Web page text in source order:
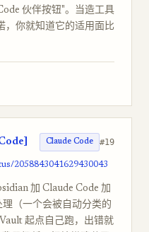
伙伴按钮"。当造工具
，你就知道它的适用面比
Claude Code #19
2058843041629430043
加 Claude Code 加
（一个会被自动分类的
起点自己跑，出错就